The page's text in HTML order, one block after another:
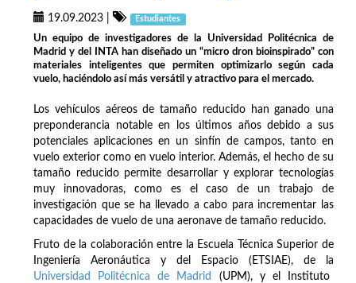
19.09.2023 Estudiantes
Un equipo de investigadores de la Universidad Politécnica de
Madrid y del INTA han diseñado un “micro dron bioinspirado” con
materiales inteligentes que permiten optimizarlo según cada
vuelo, haciéndolo así más versátil y atractivo para el mercado.
Los vehículos aéreos de tamaño reducido han ganado una
preponderancia notable en los últimos años debido a sus
potenciales aplicaciones en un sinfín de campos, tanto en
vuelo exterior como en vuelo interior. Además, el hecho de su
tamaño reducido permite desarrollar y explorar tecnologías
muy innovadoras, como es el caso de un trabajo de
investigación que se ha llevado a cabo para incrementar las
capacidades de vuelo de una aeronave de tamaño reducido.
Fruto de la colaboración entre la Escuela Técnica Superior de
Ingeniería Aeronáutica y del Espacio (ETSIAE), de la
Universidad Politécnica de Madrid
(UPM), y el Instituto